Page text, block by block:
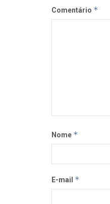
Comentário *
Nome *
E-mail *